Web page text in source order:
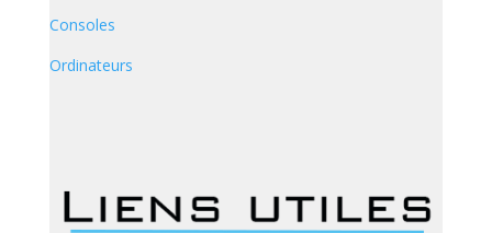
Consoles
Ordinateurs